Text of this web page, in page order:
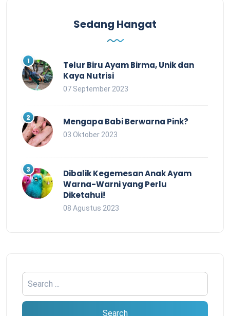
Sedang Hangat
Telur Biru Ayam Birma, Unik dan
Kaya Nutrisi
07 September 2023
Mengapa Babi Berwarna Pink?
03 Oktober 2023
Dibalik Kegemesan Anak Ayam
Warna-Warni yang Perlu
Diketahui!
08 Agustus 2023